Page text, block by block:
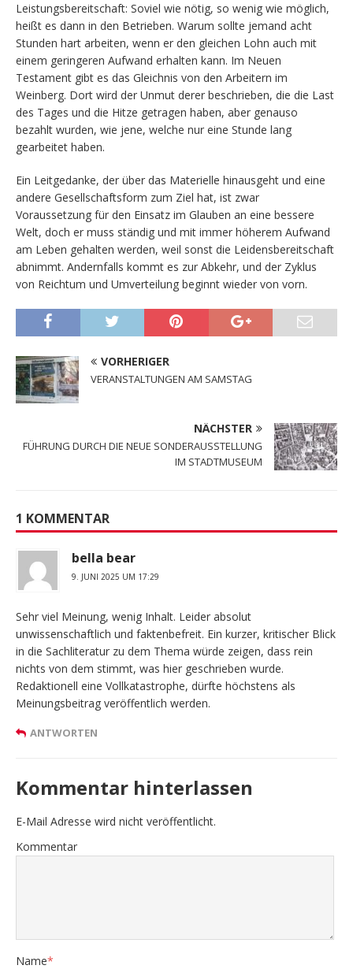
Leistungsbereitschaft: Soviel wie nötig, so wenig wie möglich,
heißt es dann in den Betrieben. Warum sollte jemand acht
Stunden hart arbeiten, wenn er den gleichen Lohn auch mit
einem geringeren Aufwand erhalten kann. Im Neuen
Testament gibt es das Gleichnis von den Arbeitern im
Weinberg. Dort wird der Unmut derer beschrieben, die die Last
des Tages und die Hitze getragen haben, aber genauso
bezahlt wurden, wie jene, welche nur eine Stunde lang
gearbeitet haben.
Ein Leitgedanke, der über das Materielle hinausgeht und eine
andere Gesellschaftsform zum Ziel hat, ist zwar
Voraussetzung für den Einsatz im Glauben an eine bessere
Welt, doch er muss ständig und mit immer höherem Aufwand
am Leben gehalten werden, weil sonst die Leidensbereitschaft
abnimmt. Andernfalls kommt es zur Abkehr, und der Zyklus
von Reichtum und Umverteilung beginnt wieder von vorn.
VORHERIGER
VERANSTALTUNGEN AM SAMSTAG
NÄCHSTER
FÜHRUNG DURCH DIE NEUE SONDERAUSSTELLUNG
IM STADTMUSEUM
1 KOMMENTAR
bella bear
9. JUNI 2025 UM 17:29
Sehr viel Meinung, wenig Inhalt. Leider absolut
unwissenschaftlich und faktenbefreit. Ein kurzer, kritischer Blick
in die Sachliteratur zu dem Thema würde zeigen, dass rein
nichts von dem stimmt, was hier geschrieben wurde.
Redaktionell eine Vollkatastrophe, dürfte höchstens als
Meinungsbeitrag veröffentlich werden.
ANTWORTEN
Kommentar hinterlassen
E-Mail Adresse wird nicht veröffentlicht.
Kommentar
Name*